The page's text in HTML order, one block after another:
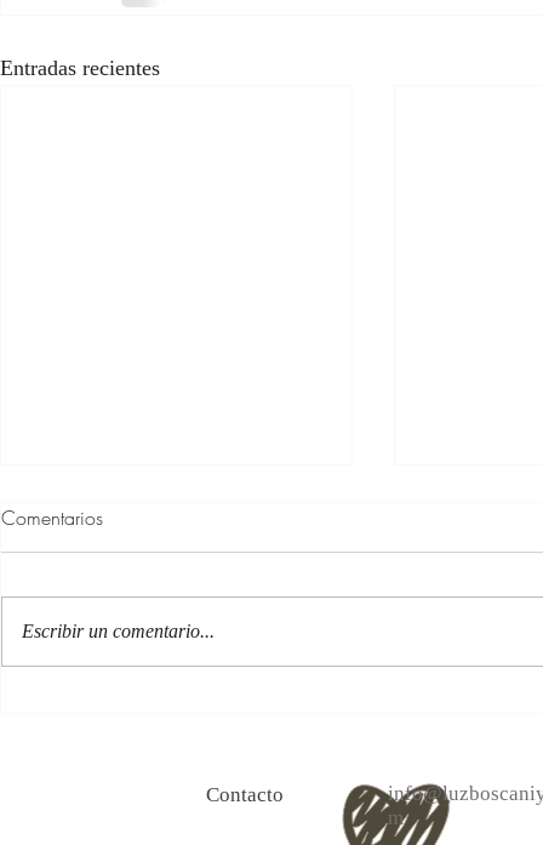
Entradas recientes
Comentarios
Escribir un comentario...
Contacto
m